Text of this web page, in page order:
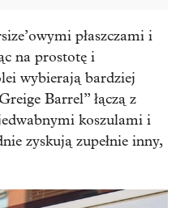
płaszczami i
na prostotę i
wybierają bardziej
Barrel” łączą z
koszulami i
zyskują zupełnie inny,